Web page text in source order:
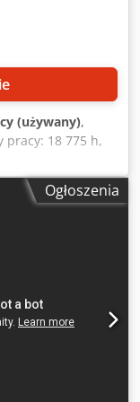
nie są
(używany),
pracy: 18 775 h,
odnowiony w
Ogłoszenia